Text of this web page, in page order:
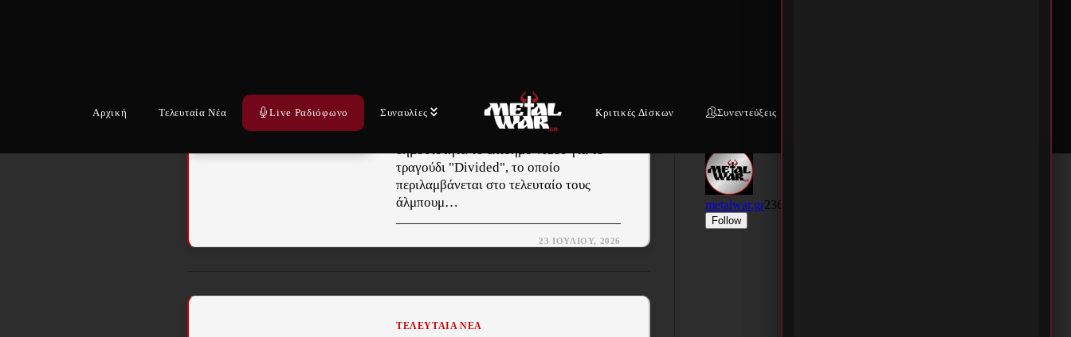
Αρχική Τελευταία Νέα Live Ραδιόφωνο Συναυλίες Κριτικές Δίσκων Συνεντεύξεις
Οι πρωτοπόροι του New York hardcore,
AGNOSTIC FRONT, έδωσαν στη
δημοσιότητα το επίσημο video για το
τραγούδι "Divided", το οποίο
περιλαμβάνεται στο τελευταίο τους
άλμπουμ…
23 ΙΟΥΛΊΟΥ, 2026
ΤΕΛΕΥΤΑΊΑ ΝΈΑ